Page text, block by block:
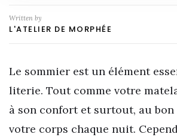
Written by
L'ATELIER DE MORPHÉE
Le sommier est un élément
literie. Tout comme votre
à son confort et surtout, au
votre corps chaque nuit.